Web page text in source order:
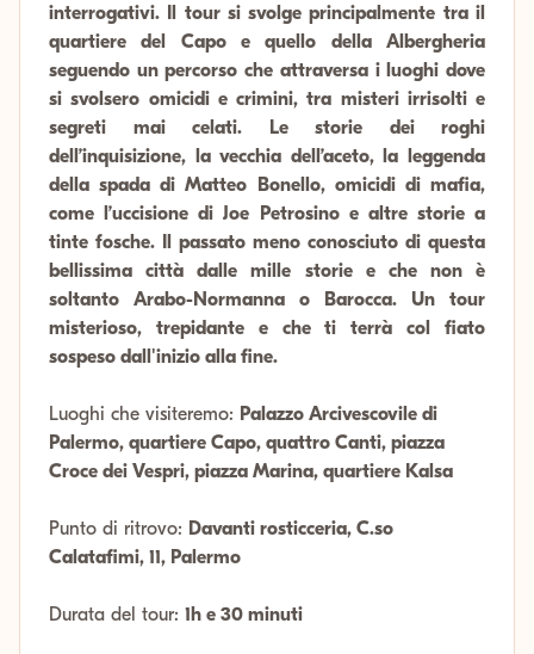
interrogativi. Il tour si svolge principalmente tra il
quartiere del Capo e quello della Albergheria
seguendo un percorso che attraversa i luoghi dove
si svolsero omicidi e crimini, tra misteri irrisolti e
segreti mai celati. Le storie dei roghi
dell’inquisizione, la vecchia dell’aceto, la leggenda
della spada di Matteo Bonello, omicidi di mafia,
come l’uccisione di Joe Petrosino e altre storie a
tinte fosche. Il passato meno conosciuto di questa
bellissima città dalle mille storie e che non è
soltanto Arabo-Normanna o Barocca. Un tour
misterioso, trepidante e che ti terrà col fiato
sospeso dall'inizio alla fine.
Luoghi che visiteremo: Palazzo Arcivescovile di
Palermo, quartiere Capo, quattro Canti, piazza
Croce dei Vespri, piazza Marina, quartiere Kalsa
Punto di ritrovo: Davanti rosticceria, C.so
Calatafimi, 11, Palermo
Durata del tour: 1h e 30 minuti